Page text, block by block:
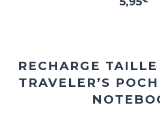
RECHARGE
TRAVELER’S